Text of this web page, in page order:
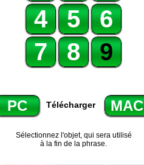
4
5
6
7
8 9
PC Télécharger MAC
Sélectionnez l'objet, qui sera utilisé
à la fin de la phrase.